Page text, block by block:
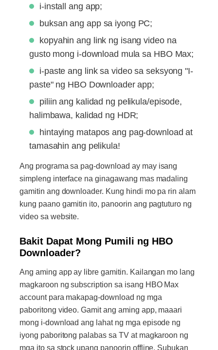
i-install ang app;
buksan ang app sa iyong PC;
kopyahin ang link ng isang video na
gusto mong i-download mula sa HBO Max;
i-paste ang link sa video sa seksyong "I-
paste" ng HBO Downloader app;
piliin ang kalidad ng pelikula/episode,
halimbawa, kalidad ng HDR;
hintaying matapos ang pag-download at
tamasahin ang pelikula!
Ang programa sa pag-download ay may isang
simpleng interface na ginagawang mas madaling
gamitin ang downloader. Kung hindi mo pa rin alam
kung paano gamitin ito, panoorin ang pagtuturo ng
video sa website.
Bakit Dapat Mong Pumili ng HBO
Downloader?
Ang aming app ay libre gamitin. Kailangan mo lang
magkaroon ng subscription sa isang HBO Max
account para makapag-download ng mga
paboritong video. Gamit ang aming app, maaari
mong i-download ang lahat ng mga episode ng
iyong paboritong palabas sa TV at magkaroon ng
mga ito sa stock upang panoorin offline. Subukan